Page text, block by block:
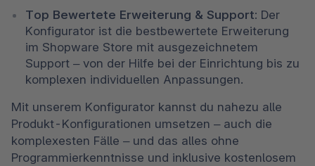
Top Bewertete Erweiterung & Support: Der
Konfigurator ist die bestbewertete Erweiterung
im Shopware Store mit ausgezeichnetem
Support – von der Hilfe bei der Einrichtung bis zu
komplexen individuellen Anpassungen.
Mit unserem Konfigurator kannst du nahezu alle
Produkt-Konfigurationen umsetzen – auch die
komplexesten Fälle – und das alles ohne
Programmierkenntnisse und inklusive kostenlosem